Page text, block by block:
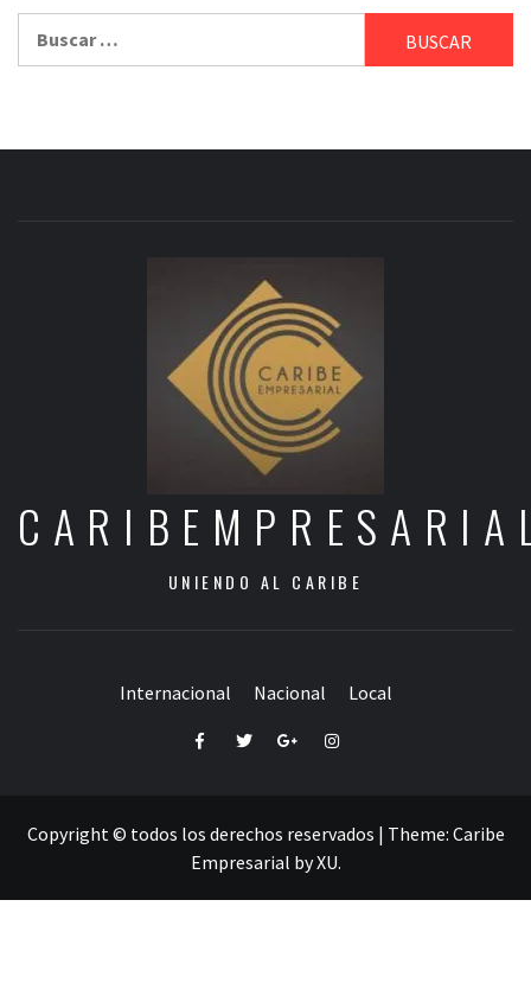
UNIENDO AL CARIBE
Internacional Nacional Local
FacebookTwitterGoogle+Instagram
Copyright © todos los derechos reservados | Theme: Caribe
Empresarial byXU.